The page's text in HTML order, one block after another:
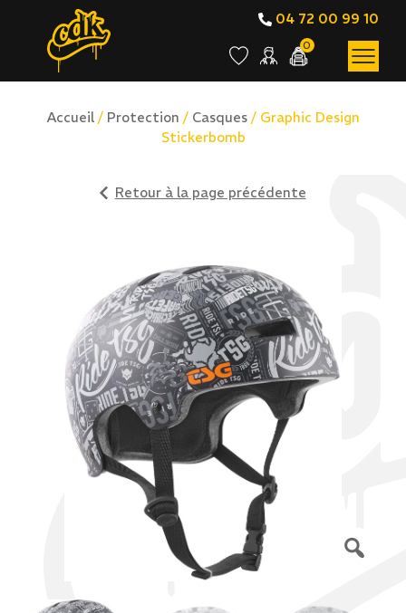
04 72 00 99 10
0
Accueil/ Protection / Casques/ Graphic Design
Stickerbomb
Retour à la page précédente